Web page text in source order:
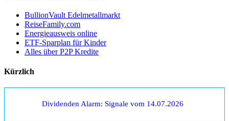
BullionVault Edelmetallmarkt
ReiseFamily.com
Energieausweis online
ETF-Sparplan für Kinder
Alles über P2P Kredite
Kürzlich
Dividenden Alarm: Signale vom 14.07.2026